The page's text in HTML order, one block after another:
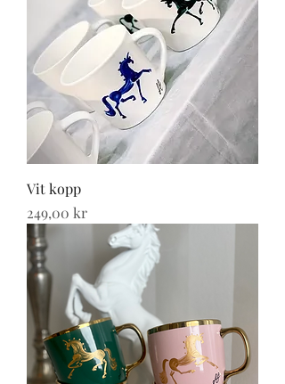
Vit kopp
Pris
249,00 kr